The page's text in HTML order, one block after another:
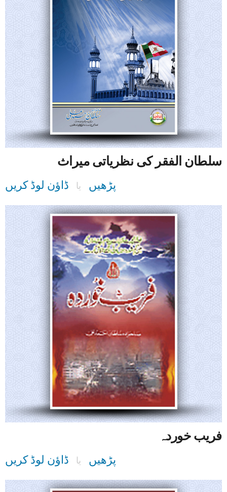
سلطان الفقر کی نظریاتی میراث
پڑھیں یا ڈاؤن لوڈ کریں
فریب خوردہ
پڑھیں یا ڈاؤن لوڈ کریں